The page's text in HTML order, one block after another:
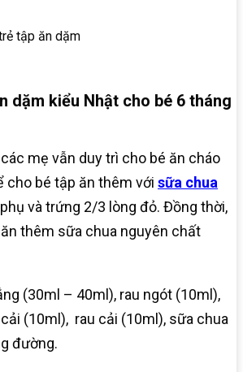
tập ăn dặm
dặm kiểu Nhật cho bé 6 tháng
mẹ vẫn duy trì cho bé ăn cháo
cho bé tập ăn thêm với sữa chua
và trứng 2/3 lòng đỏ. Đồng thời,
thêm sữa chua nguyên chất
(30ml – 40ml), rau ngót (10ml),
(10ml), rau cải (10ml), sữa chua
đường.